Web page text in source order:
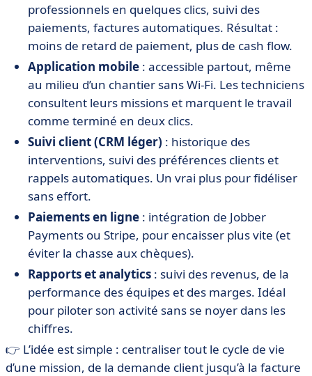
professionnels en quelques clics, suivi des
paiements, factures automatiques. Résultat :
moins de retard de paiement, plus de cash flow.
Application mobile : accessible partout, même
au milieu d’un chantier sans Wi-Fi. Les techniciens
consultent leurs missions et marquent le travail
comme terminé en deux clics.
Suivi client (CRM léger) : historique des
interventions, suivi des préférences clients et
rappels automatiques. Un vrai plus pour fidéliser
sans effort.
Paiements en ligne : intégration de Jobber
Payments ou Stripe, pour encaisser plus vite (et
éviter la chasse aux chèques).
Rapports et analytics : suivi des revenus, de la
performance des équipes et des marges. Idéal
pour piloter son activité sans se noyer dans les
chiffres.
👉 L’idée est simple : centraliser tout le cycle de vie
d’une mission, de la demande client jusqu’à la facture